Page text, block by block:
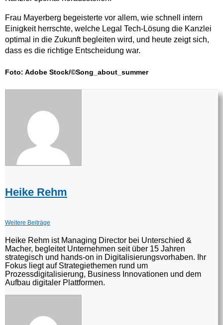
Frau Mayerberg begeisterte vor allem, wie schnell intern
Einigkeit herrschte, welche Legal Tech-Lösung die Kanzlei
optimal in die Zukunft begleiten wird, und heute zeigt sich,
dass es die richtige Entscheidung war.
Foto: Adobe Stock/©Song_about_summer
Heike Rehm
Weitere Beiträge
Heike Rehm ist Managing Director bei Unterschied &
Macher, begleitet Unternehmen seit über 15 Jahren
strategisch und hands-on in Digitalisierungsvorhaben. Ihr
Fokus liegt auf Strategiethemen rund um
Prozessdigitalisierung, Business Innovationen und dem
Aufbau digitaler Plattformen.